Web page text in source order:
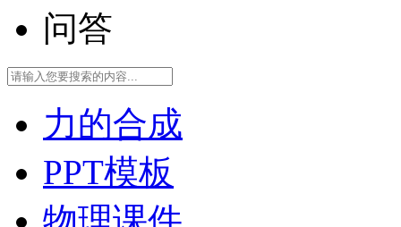
问答
力的合成
PPT模板